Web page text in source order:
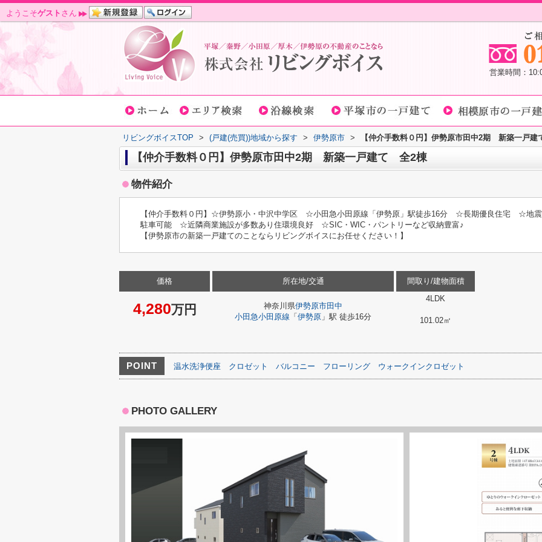
ようこそゲスト さん
営業時間：
リビングボイスTOP > (戸建(売買))地域から探す > 伊勢原市 > 【仲介手数料０円】伊勢原市田中2期 新築一戸
【仲介手数料０円】伊勢原市田中2期 新築一戸建て 全2棟
物件紹介
【仲介手数料０円】☆伊勢原小・中沢中学区 ☆小田急小田原線「伊勢原」駅徒歩16分 ☆長期優良住宅 ☆地
駐車可能 ☆近隣商業施設が多数あり住環境良好 ☆SIC・WIC・パントリーなど収納豊富♪
【伊勢原市の新築一戸建てのことならリビングボイスにお任せください！】
価格
4,280万円
所在地/交通
神奈川県伊勢原市田中
小田急小田原線 「 伊勢原 」駅 徒歩16分
間取り/建物面積
4LDK
101.02㎡
POINT 温水洗浄便座 クロゼット バルコニー フローリング ウォークインクロゼット
PHOTO GALLERY